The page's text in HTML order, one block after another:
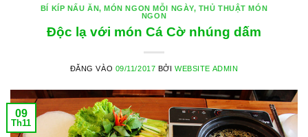
BÍ KÍP NẤU ĂN, MÓN NGON MỖI NGÀY, THỦ THUẬT MÓN
NGON
Độc lạ với món Cá Cờ nhúng dấm
ĐĂNG VÀO 09/11/2017 BỞIWEBSITE ADMIN
09
Th11